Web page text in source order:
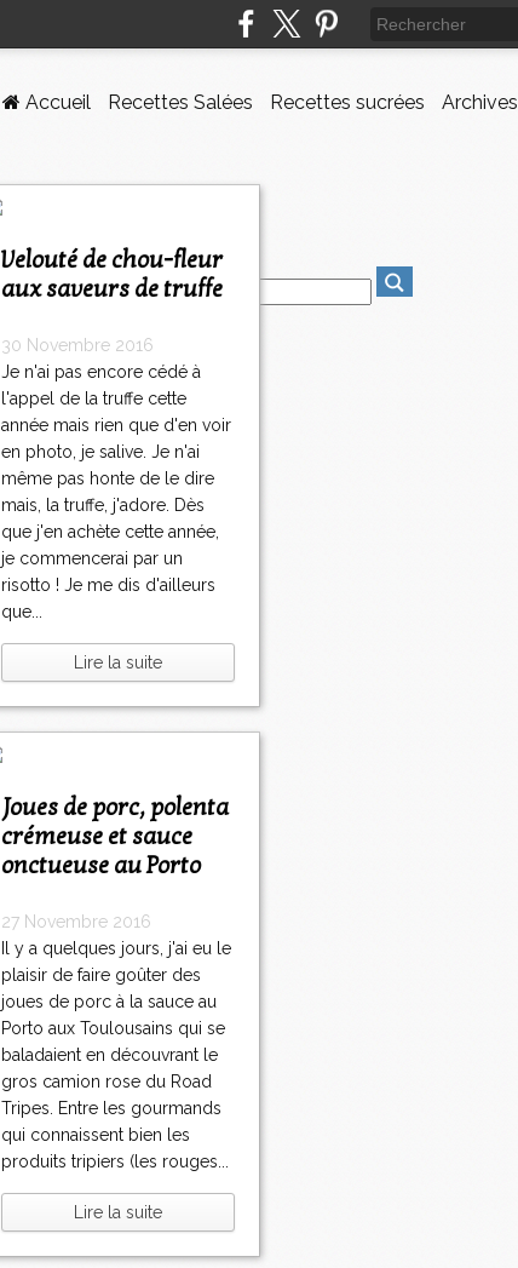
Accueil Recettes Salées Recettes sucrées Archives
Velouté de chou-fleur
aux saveurs de truffe
30 Novembre 2016
Je n'ai pas encore cédé à
l'appel de la truffe cette
année mais rien que d'en voir
en photo, je salive. Je n'ai
même pas honte de le dire
mais, la truffe, j'adore. Dès
que j'en achète cette année,
je commencerai par un
risotto ! Je me dis d'ailleurs
que...
Lire la suite
Joues de porc, polenta
crémeuse et sauce
onctueuse au Porto
27 Novembre 2016
Il y a quelques jours, j'ai eu le
plaisir de faire goûter des
joues de porc à la sauce au
Porto aux Toulousains qui se
baladaient en découvrant le
gros camion rose du Road
Tripes. Entre les gourmands
qui connaissent bien les
produits tripiers (les rouges...
Lire la suite